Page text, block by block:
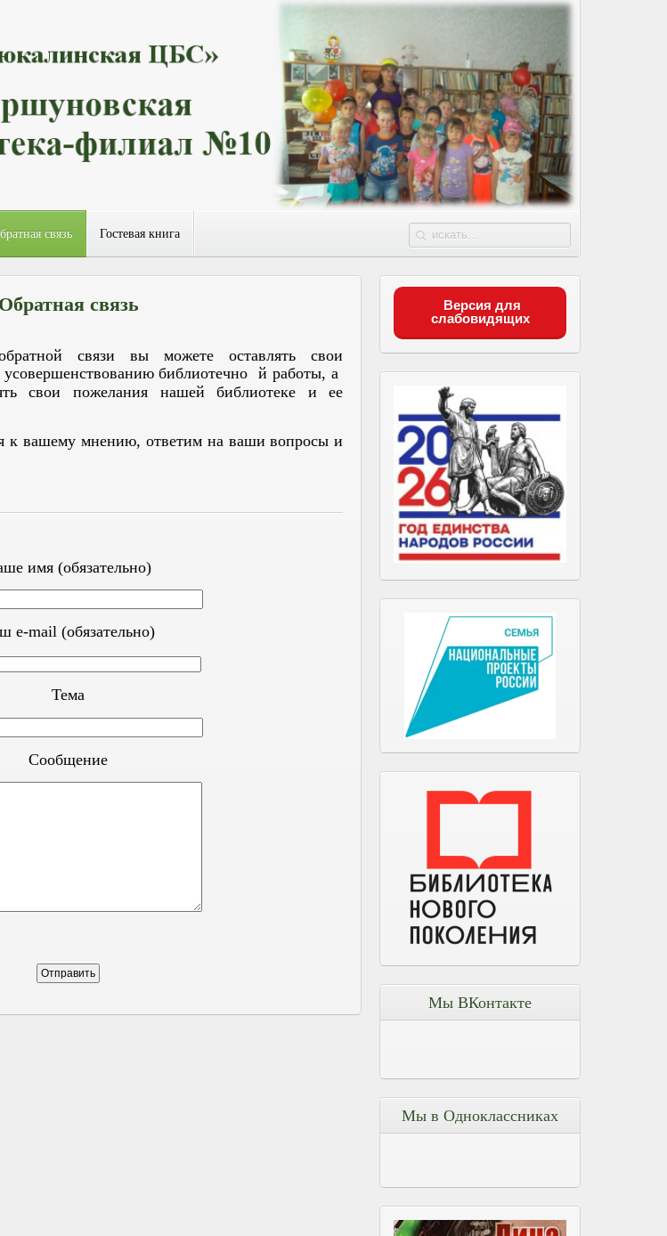
связь Гостевая книга
Обратная связь
связи вы можете оставлять свои
библиотечно
й работы, а
свои пожелания нашей библиотеке и ее
к вашему мнению, ответим на ваши вопросы и
имя (обязательно)
e-mail (обязательно)
Тема
Сообщение
Версия для
слабовидящих
Мы ВКонтакте
Мы в Одноклассниках